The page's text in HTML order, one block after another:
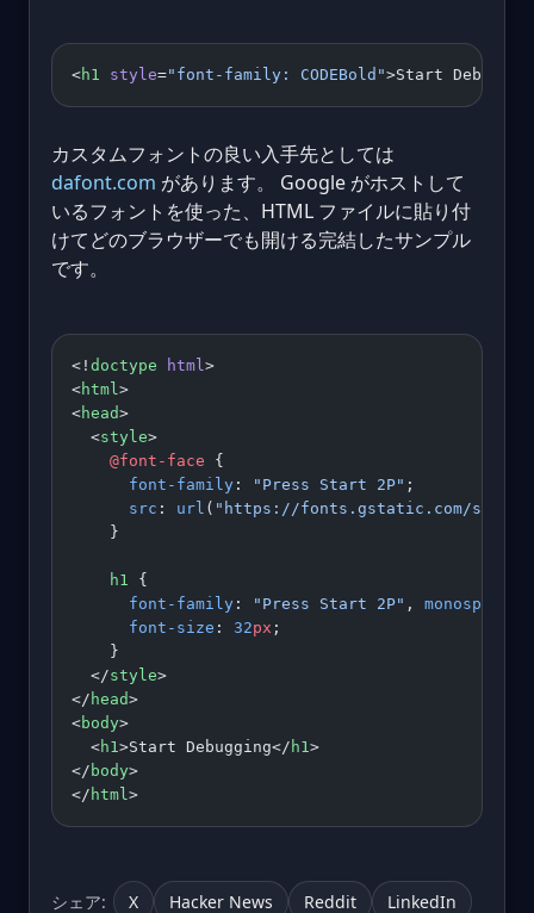
<h1 style="font-family: CODEBold">Start
カスタムフォントの良い入手先としては
dafont.com があります。 Google がホストして
いるフォントを使った、HTML ファイルに貼り付
けてどのブラウザーでも開ける完結したサンプル
です。
<! doctype html>
<html>
<head>
  <
style>
    @font-face
{
      font-family
: "Press Start 2P" ;
      src
: url ( "https://fonts.gstatic.com/s/
    }
    h1
{
      font-family
: "Press Start 2P" , monospace
      font-size
: 32px ;
    }
  </
style>
</ head>
<body>
  <
h1>Start Debugging</ h1>
</ body>
</ html>
シェア: X Hacker News Reddit LinkedIn